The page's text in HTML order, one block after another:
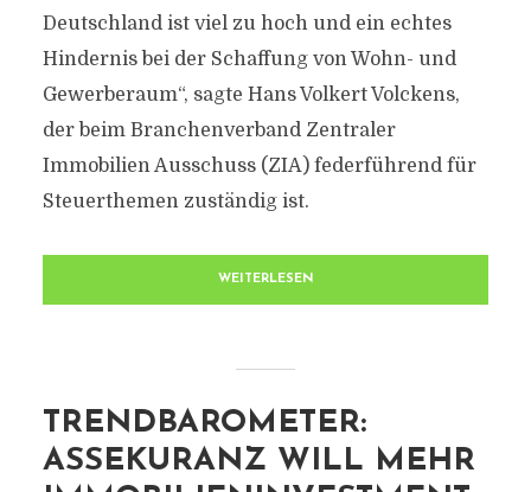
Deutschland ist viel zu hoch und ein echtes
Hindernis bei der Schaffung von Wohn- und
Gewerberaum“, sagte Hans Volkert Volckens,
der beim Branchenverband Zentraler
Immobilien Ausschuss (ZIA) federführend für
Steuerthemen zuständig ist.
WEITERLESEN
TRENDBAROMETER:
ASSEKURANZ WILL MEHR